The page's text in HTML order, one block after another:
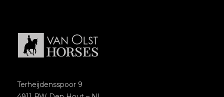
Terheijdensspoor 9